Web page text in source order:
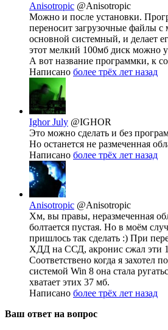
Anisotropic @Anisotropic
Можно и после установки.
переносит загрузочные файлы с
основной системный, и делает
этот мелкий 100мб диск можно
А вот название программки, к
Написано более трёх лет назад
Ighor July @IGHOR
Это можно сделать и без
Но останется не размеченная
Написано более трёх лет назад
Anisotropic @Anisotropic
Хм, вы правы, неразмеченная
болтается пустая. Но в моём
пришлось так сделать :) При
ХДД на ССД, акронис сжал эти
Соответствено когда я захотел
системой Win 8 она стала
хватает этих 37 мб.
Написано более трёх лет назад
Ваш ответ на вопрос